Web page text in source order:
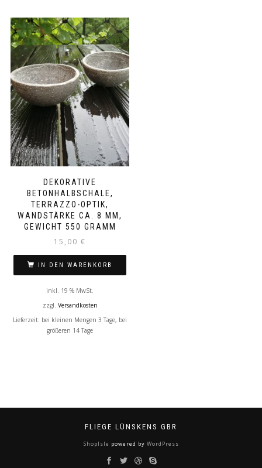
DEKORATIVE
BETONHALBSCHALE,
TERRAZZO-OPTIK,
WANDSTÄRKE CA. 8 MM,
GEWICHT 550 GRAMM
15,00 €
IN DEN WARENKORB
inkl. 19 % MwSt.
zzgl. Versandkosten
Lieferzeit: bei kleinen Mengen 3 Tage, bei
größeren 14 Tage
FLIEGE LÜNSKENS GBR
ShopIsle powered by WordPress